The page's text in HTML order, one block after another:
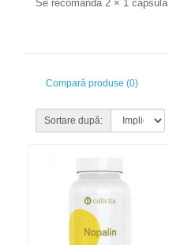
Se recomandă 2 × 1
Compară produse (0)
Sortare după: